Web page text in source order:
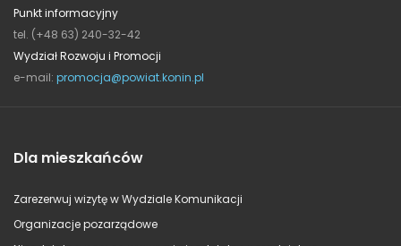
Punkt informacyjny
tel. (+48 63) 240-32-42
Wydział Rozwoju i Promocji
e-mail: promocja@powiat.konin.pl
Dla mieszkańców
Zarezerwuj wizytę w Wydziale Komunikacji
Organizacje pozarządowe